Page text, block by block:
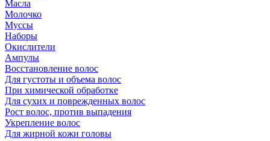
Масла
Молочко
Муссы
Наборы
Окислители
Ампулы
Восстановление волос
Для густоты и объема волос
При химической обработке
Для сухих и поврежденных волос
Рост волос, против выпадения
Укрепление волос
Для жирной кожи головы